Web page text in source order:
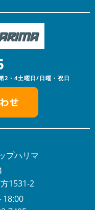
旧年中は格別なご高
礼申し上げます。本
別のお引き立てをい
厚くお礼申し上げま
では、誠に勝手なが
・4土曜日/日曜・祝日
プハリマ
1531-2
18:00